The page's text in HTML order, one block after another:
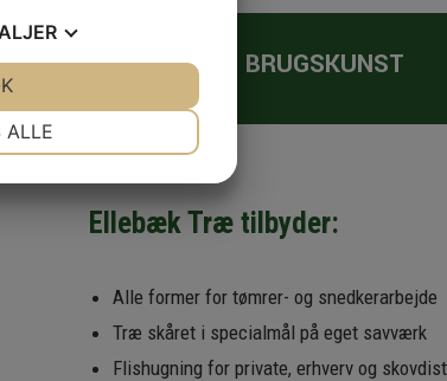
• FLISHUGNING • BRUGSKUNST
Ellebæk Træ tilbyder:
Alle former for tømrer- og snedkerarbejde
Træ skåret i specialmål på eget savværk
Flishugning for private, erhverv og
ALLE